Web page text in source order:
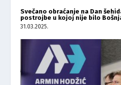
Svečano obraćanje na Dan
postrojbe u kojoj nije bilo
31.03.2025.